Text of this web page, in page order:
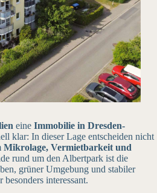
eine Immobilie in Dresden-
klar: In dieser Lage entscheiden nicht
Mikrolage, Vermietbarkeit und
rund um den Albertpark ist die
grüner Umgebung und stabiler
interessant.